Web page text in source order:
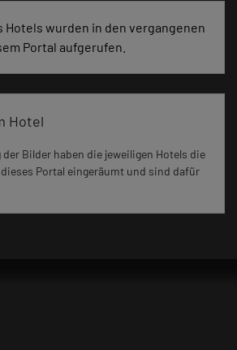
Hotels wurden in den vergangenen
Portal aufgerufen.
Hotel
der Bilder haben die jeweiligen Hotels die
Portal eingeräumt und sind dafür